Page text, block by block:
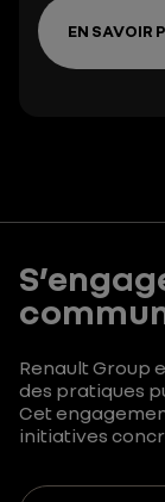
EN SAVOIR
Renault Group
des pratiques
Cet
initiatives